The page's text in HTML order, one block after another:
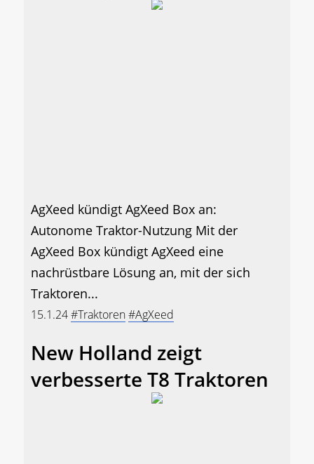
AgXeed kündigt AgXeed Box an:
Autonome Traktor-Nutzung Mit der
AgXeed Box kündigt AgXeed eine
nachrüstbare Lösung an, mit der sich
Traktoren...
15.1.24#Traktoren#AgXeed
New Holland zeigt
verbesserte T8 Traktoren